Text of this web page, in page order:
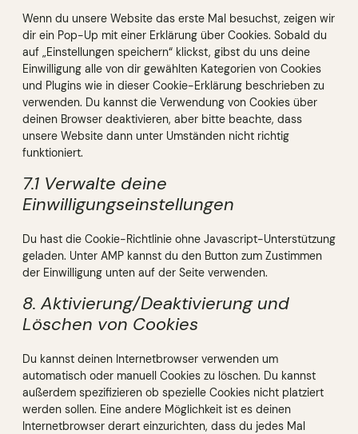
Wenn du unsere Website das erste Mal besuchst, zeigen wir
dir ein Pop-Up mit einer Erklärung über Cookies. Sobald du
auf „Einstellungen speichern“ klickst, gibst du uns deine
Einwilligung alle von dir gewählten Kategorien von Cookies
und Plugins wie in dieser Cookie-Erklärung beschrieben zu
verwenden. Du kannst die Verwendung von Cookies über
deinen Browser deaktivieren, aber bitte beachte, dass
unsere Website dann unter Umständen nicht richtig
funktioniert.
7.1 Verwalte deine
Einwilligungseinstellungen
Du hast die Cookie-Richtlinie ohne Javascript-Unterstützung
geladen. Unter AMP kannst du den Button zum Zustimmen
der Einwilligung unten auf der Seite verwenden.
8. Aktivierung/Deaktivierung und
Löschen von Cookies
Du kannst deinen Internetbrowser verwenden um
automatisch oder manuell Cookies zu löschen. Du kannst
außerdem spezifizieren ob spezielle Cookies nicht platziert
werden sollen. Eine andere Möglichkeit ist es deinen
Internetbrowser derart einzurichten, dass du jedes Mal